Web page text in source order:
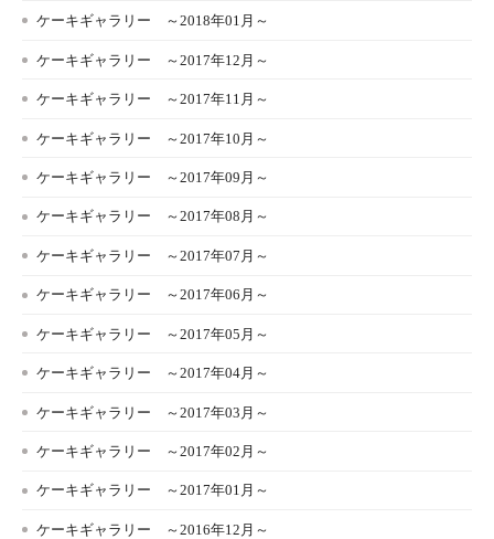
ケーキギャラリー ～2018年01月～
ケーキギャラリー ～2017年12月～
ケーキギャラリー ～2017年11月～
ケーキギャラリー ～2017年10月～
ケーキギャラリー ～2017年09月～
ケーキギャラリー ～2017年08月～
ケーキギャラリー ～2017年07月～
ケーキギャラリー ～2017年06月～
ケーキギャラリー ～2017年05月～
ケーキギャラリー ～2017年04月～
ケーキギャラリー ～2017年03月～
ケーキギャラリー ～2017年02月～
ケーキギャラリー ～2017年01月～
ケーキギャラリー ～2016年12月～